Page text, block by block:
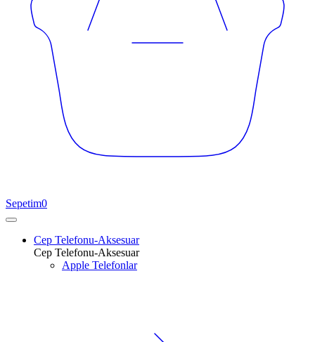
Sepetim0
Cep Telefonu-Aksesuar
Cep Telefonu-Aksesuar
Apple Telefonlar